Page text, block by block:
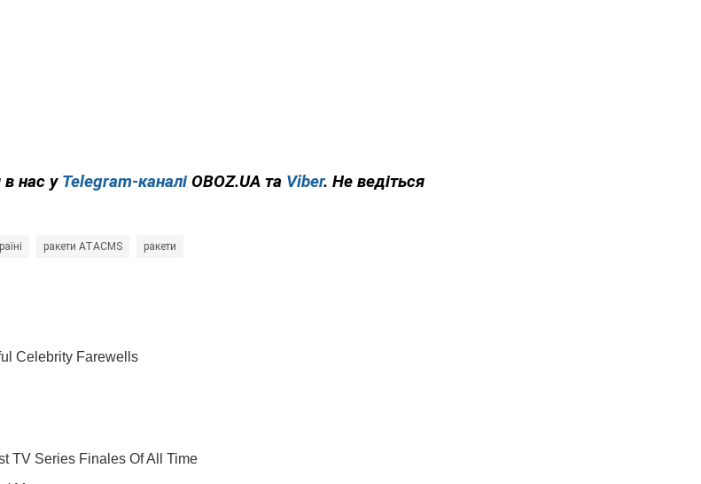
в нас у Telegram-каналі OBOZ.UA та Viber. Не ведіться
ракети ATACMS ракети